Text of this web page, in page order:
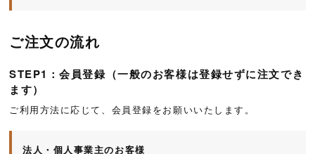
ご注文の流れ
STEP1：会員登録（一般のお客様は登録せずに注文でき
ます）
ご利用方法に応じて、会員登録をお願いいたします。
法人・個人事業主のお客様